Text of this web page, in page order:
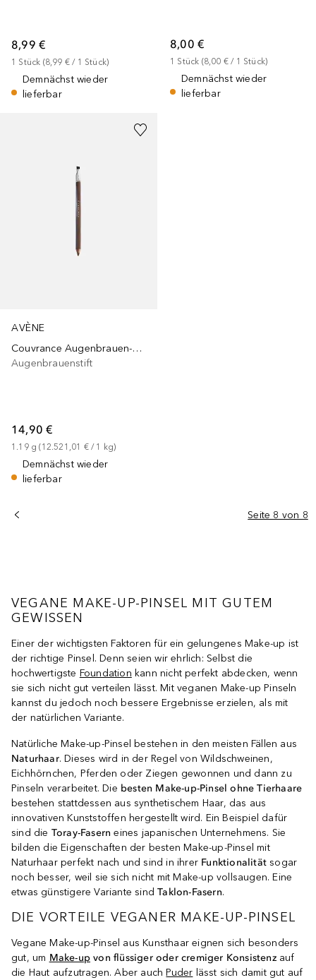
8,99 €
1 Stück (8,99 € / 1 Stück)
Demnächst wieder
lieferbar
8,00 €
1 Stück (8,00 € / 1 Stück)
Demnächst wieder
lieferbar
AVÈNE
Couvrance Augenbrauen-Korrekturstift Dunkelbraun
Augenbrauenstift
14,90 €
1.19 g (12.521,01 € / 1 kg)
Demnächst wieder
lieferbar
Seite 8 von 8
VEGANE MAKE-UP-PINSEL MIT GUTEM
GEWISSEN
Einer der wichtigsten Faktoren für ein gelungenes Make-up ist
der richtige Pinsel. Denn seien wir ehrlich: Selbst die
hochwertigste Foundation kann nicht perfekt abdecken, wenn
sie sich nicht gut verteilen lässt. Mit veganen Make-up Pinseln
kannst du jedoch noch bessere Ergebnisse erzielen, als mit
der natürlichen Variante.
Natürliche Make-up-Pinsel bestehen in den meisten Fällen aus
Naturhaar. Dieses wird in der Regel von Wildschweinen,
Eichhörnchen, Pferden oder Ziegen gewonnen und dann zu
Pinseln verarbeitet. Die besten Make-up-Pinsel ohne Tierhaare
bestehen stattdessen aus synthetischem Haar, das aus
innovativen Kunststoffen hergestellt wird. Ein Beispiel dafür
sind die Toray-Faserneines japanischen Unternehmens. Sie
bilden die Eigenschaften der besten Make-up-Pinsel mit
Naturhaar perfekt nach und sind in ihrer Funktionalität sogar
noch besser, weil sie sich nicht mit Make-up vollsaugen. Eine
etwas günstigere Variante sindTaklon-Fasern.
DIE VORTEILE VEGANER MAKE-UP-PINSEL
Vegane Make-up-Pinsel aus Kunsthaar eignen sich besonders
gut, um Make-up von flüssiger oder cremiger Konsistenzauf
die Haut aufzutragen. Aber auchPuder lässt sich damit gut auf